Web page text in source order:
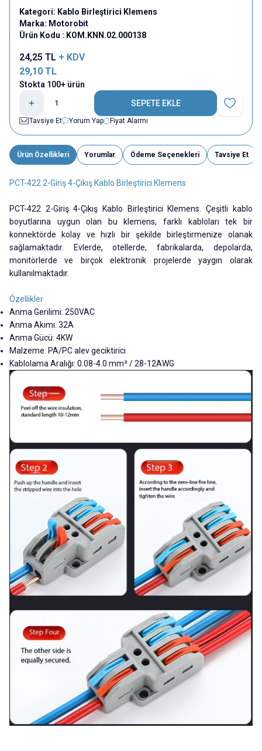
Kategori: Kablo Birleştirici Klemens
Marka: Motorobit
Ürün Kodu : KOM.KNN.02.000138
24,25 TL + KDV
29,10 TL
Stokta 100+ ürün
SEPETE EKLE
Favoriye
Tavsiye Et
Yorum Yap Fiyat Alarmı
Ürün Özellikleri Yorumlar Ödeme Seçenekleri Tavsiye Et
PCT-422 2-Giriş 4-Çıkış Kablo Birleştirici Klemens
PCT-422 2-Giriş 4-Çıkış Kablo Birleştirici Klemens. Çeşitli kablo
boyutlarına uygun olan bu klemens, farklı kabloları tek bir
konnektörde kolay ve hızlı bir şekilde birleştirmenize olanak
sağlamaktadır. Evlerde, otellerde, fabrikalarda, depolarda,
monitörlerde ve birçok elektronik projelerde yaygın olarak
kullanılmaktadır.
Özellikler
Anma Gerilimi: 250VAC
Anma Akımı: 32A
Anma Gücü: 4KW
Malzeme: PA/PC alev geciktirici
Kablolama Aralığı: 0.08-4.0 mm² / 28-12AWG